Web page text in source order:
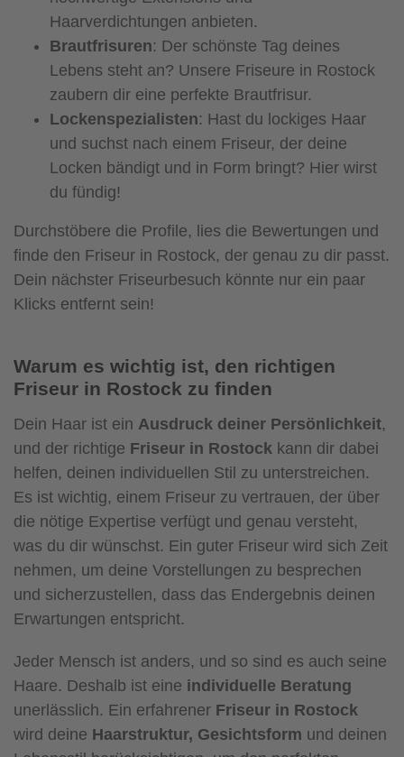
Haarverdichtungen anbieten.
Brautfrisuren: Der schönste Tag deines
Lebens steht an? Unsere Friseure in Rostock
zaubern dir eine perfekte Brautfrisur.
Lockenspezialisten: Hast du lockiges Haar
und suchst nach einem Friseur, der deine
Locken bändigt und in Form bringt? Hier wirst
du fündig!
Durchstöbere die Profile, lies die Bewertungen und
finde den Friseur in Rostock, der genau zu dir passt.
Dein nächster Friseurbesuch könnte nur ein paar
Klicks entfernt sein!
Warum es wichtig ist, den richtigen
Friseur in Rostock zu finden
Dein Haar ist ein Ausdruck deiner Persönlichkeit,
und der richtige Friseur in Rostock kann dir dabei
helfen, deinen individuellen Stil zu unterstreichen.
Es ist wichtig, einem Friseur zu vertrauen, der über
die nötige Expertise verfügt und genau versteht,
was du dir wünschst. Ein guter Friseur wird sich Zeit
nehmen, um deine Vorstellungen zu besprechen
und sicherzustellen, dass das Endergebnis deinen
Erwartungen entspricht.
Jeder Mensch ist anders, und so sind es auch seine
Haare. Deshalb ist eine individuelle Beratung
unerlässlich. Ein erfahrener Friseur in Rostock
wird deine Haarstruktur, Gesichtsform und deinen